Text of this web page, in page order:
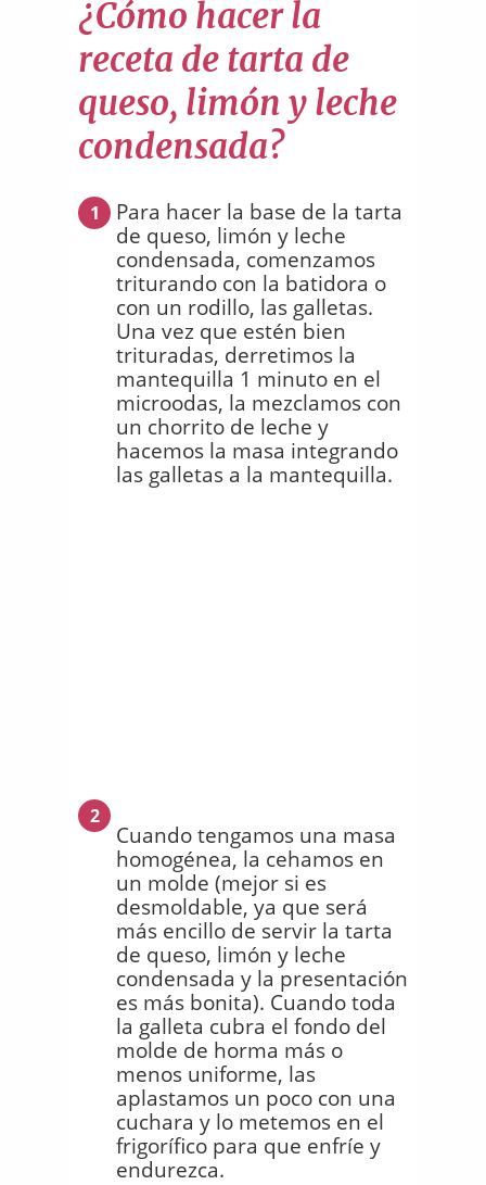
¿Cómo hacer la
receta de tarta de
queso, limón y leche
condensada?
1
Para hacer la base de la tarta
de queso, limón y leche
condensada, comenzamos
triturando con la batidora o
con un rodillo, las galletas.
Una vez que estén bien
trituradas, derretimos la
mantequilla 1 minuto en el
microodas, la mezclamos con
un chorrito de leche y
hacemos la masa integrando
las galletas a la mantequilla.
2
Cuando tengamos una masa
homogénea, la cehamos en
un molde (mejor si es
desmoldable, ya que será
más encillo de servir la tarta
de queso, limón y leche
condensada y la presentación
es más bonita). Cuando toda
la galleta cubra el fondo del
molde de horma más o
menos uniforme, las
aplastamos un poco con una
cuchara y lo metemos en el
frigorífico para que enfríe y
endurezca.